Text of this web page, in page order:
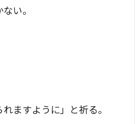
い。
ますように」と祈る。